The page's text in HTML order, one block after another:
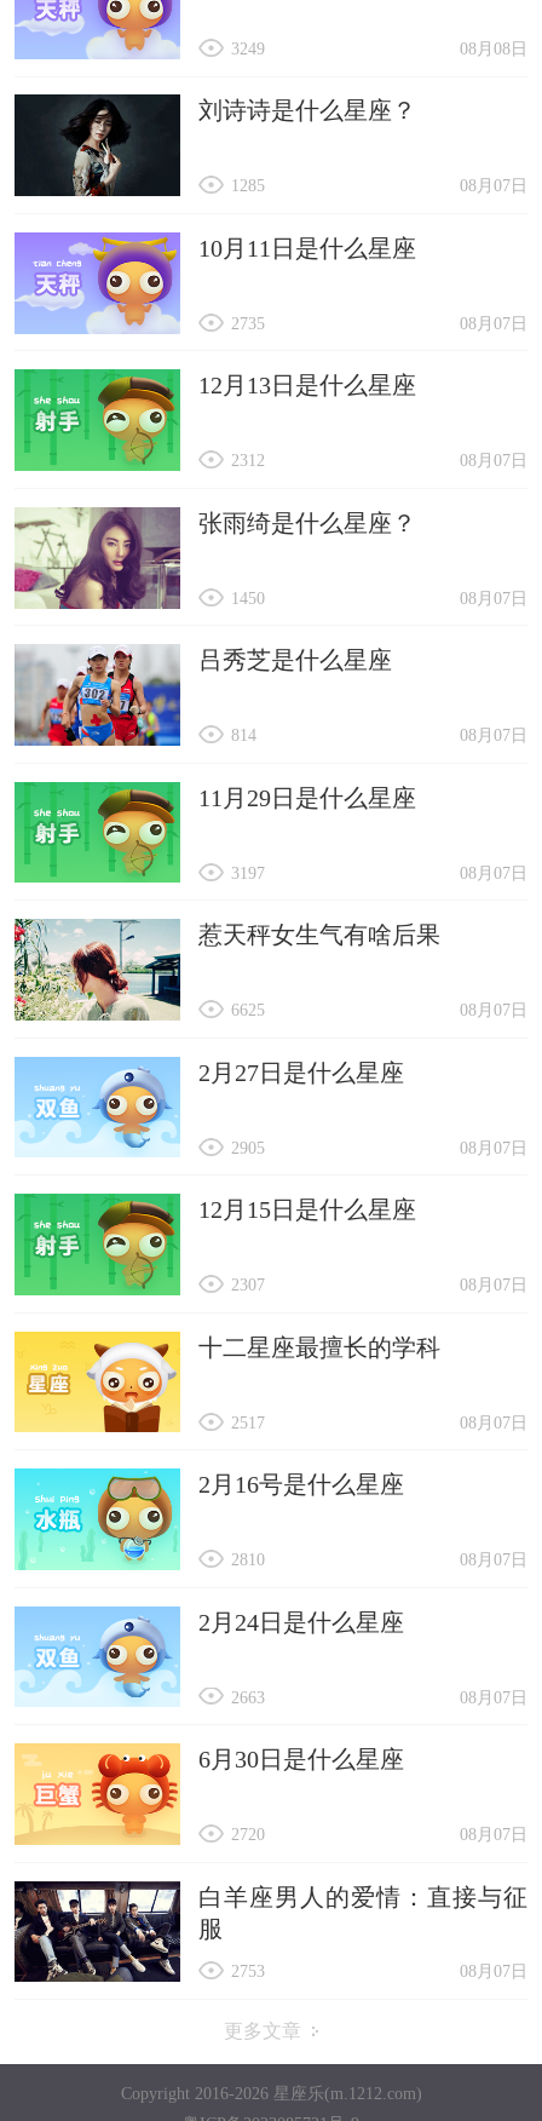
08月08日
3249
刘诗诗是什么星座？
08月07日
1285
10月11日是什么星座
08月07日
2735
12月13日是什么星座
08月07日
2312
张雨绮是什么星座？
08月07日
1450
吕秀芝是什么星座
08月07日
814
11月29日是什么星座
08月07日
3197
惹天秤女生气有啥后果
08月07日
6625
2月27日是什么星座
08月07日
2905
12月15日是什么星座
08月07日
2307
十二星座最擅长的学科
08月07日
2517
2月16号是什么星座
08月07日
2810
2月24日是什么星座
08月07日
2663
6月30日是什么星座
08月07日
2720
白羊座男人的爱情：直接与征
服
08月07日
2753
更多文章
Copyright 2016-2026 星座乐(m.1212.com)